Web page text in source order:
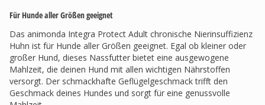
Für Hunde aller Größen geeignet
Das animonda Integra Protect Adult chronische Nierinsuffizienz
Huhn ist für Hunde aller Größen geeignet. Egal ob kleiner oder
großer Hund, dieses Nassfutter bietet eine ausgewogene
Mahlzeit, die deinen Hund mit allen wichtigen Nährstoffen
versorgt. Der schmackhafte Geflügelgeschmack trifft den
Geschmack deines Hundes und sorgt für eine genussvolle